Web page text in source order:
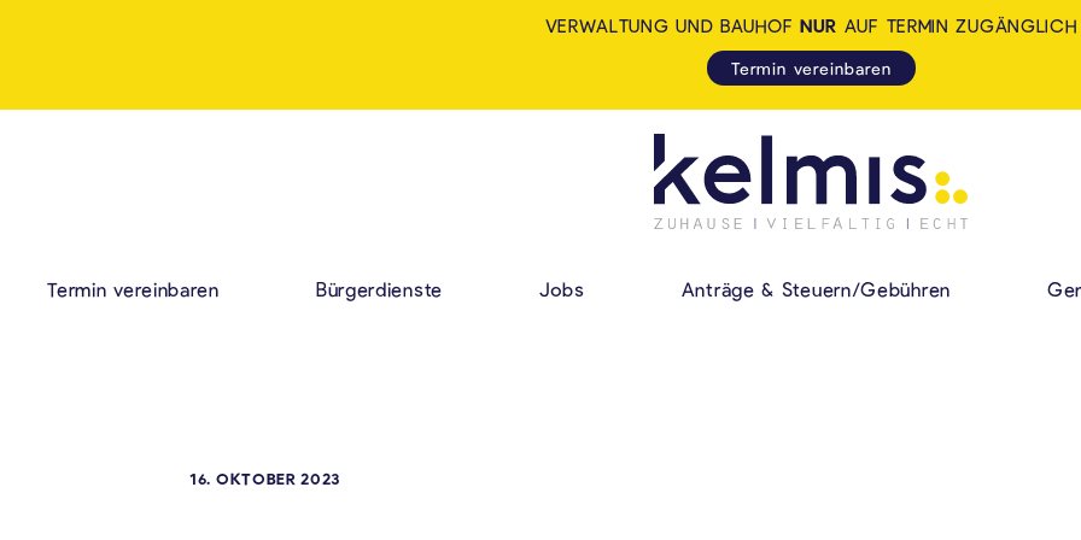
KELMIS - LA
HAUPMENÜ
Termin vereinbaren Bürgerdienste Jobs Anträge & Steuern/Gebühren
VERWALTUNG UND BAUHOF NUR AUF TERMIN ZUGÄNGLICH
Termin vereinbaren
16. OKTOBER 2023